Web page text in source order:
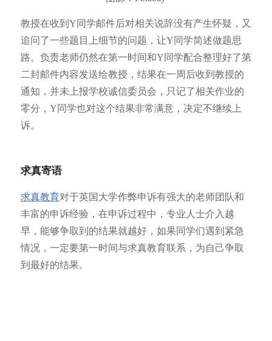
教授在收到Y同学邮件后对相关说辞没有产生怀疑，又
追问了一些题目上细节的问题，让Y同学简述做题思
路。负责老师仍然在第一时间和Y同学配合整理好了第
二封邮件内容发送给教授，结果在一周后收到教授的
通知，并未上报学校诚信委员会，只记了相关作业的
零分，Y同学也对这个结果非常满意，决定不继续上
诉。
求真寄语
求真教育对于英国大学作弊申诉有强大的老师团队和
丰富的申诉经验，在申诉过程中，专业人士介入越
早，能够争取到的结果就越好，如果同学们遇到紧急
情况，一定要第一时间与求真教育联系，为自己争取
到最好的结果。